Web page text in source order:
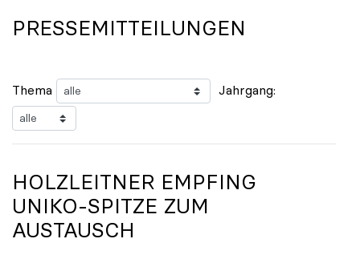
PRESSEMITTEILUNGEN
Thema Jahrgang:
HOLZLEITNER EMPFING
UNIKO-SPITZE ZUM
AUSTAUSCH